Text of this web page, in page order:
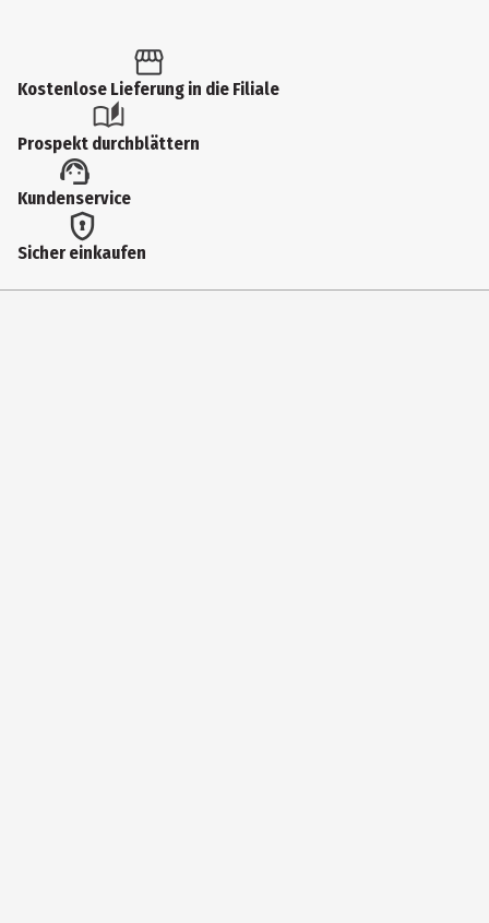
Altersempfehlung bis
Artikelnummer des Herstellers
13983
Zielgruppe
Kostenlose Lieferung in die Filiale
Prospekt durchblättern
Kundenservice
Sicher einkaufen